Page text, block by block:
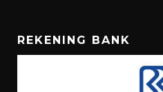
REKENING BANK